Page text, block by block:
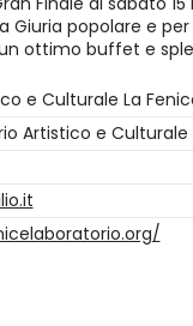
Giuria popolare e
ottimo buffet e
e Culturale La
Artistico e Culturale